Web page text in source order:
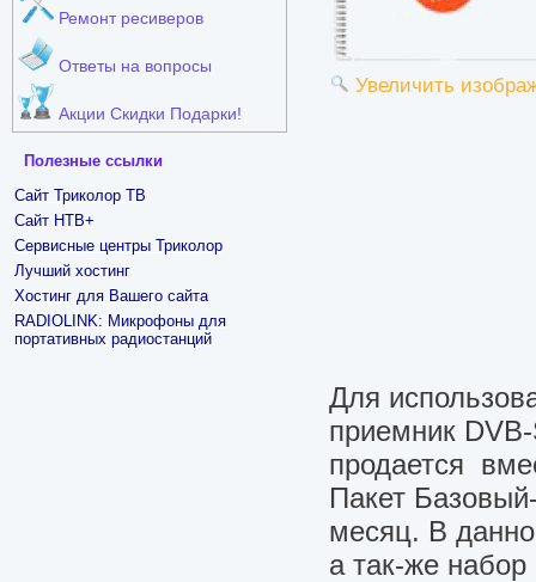
Ремонт ресиверов
Ответы на вопросы
Акции Скидки Подарки!
Полезные ссылки
Сайт Триколор ТВ
Сайт НТВ+
Сервисные центры Триколор
Лучший хостинг
Хостинг для Вашего сайта
RADIOLINK: Микрофоны для
портативных радиостанций
Увеличить
Для
приемник
продается
Пакет
месяц. В
а так-же